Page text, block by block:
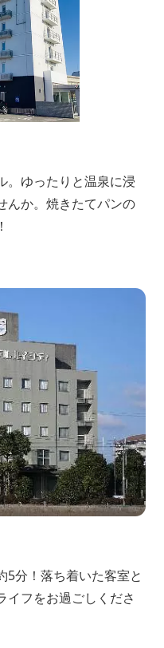
。ゆったりと温泉に浸
んか。焼きたてパンの
5分！落ち着いた客室と
イフをお過ごしくださ